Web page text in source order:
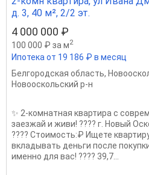
д. 3, 40 м², 2/2 эт.
4 000 000 ₽
100 000 ₽ за м2
Ипотека от 19 186 ₽ в месяц
Белгородская область,
Новооскольский р-н
✨ 2-комнатная квартира с
заезжай и живи! ???? г. Новый
???? Стоимость:₽ Ищете
вкладывать деньги после
именно для вас! ???? 39,7...